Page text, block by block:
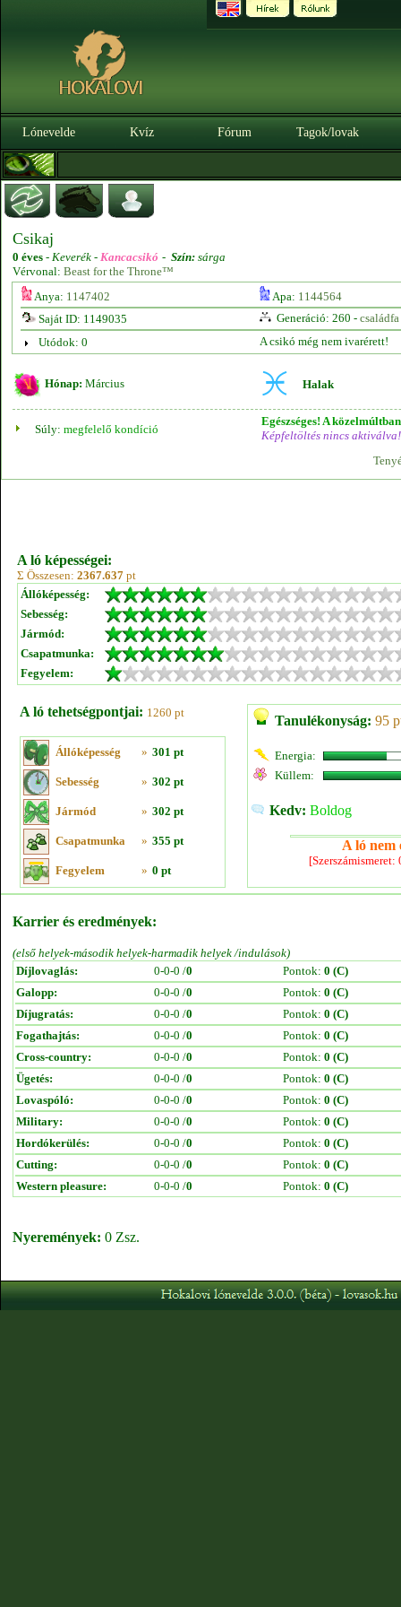
Lónevelde Kvíz Fórum Tagok/lovak
Csikaj
0 éves - Keverék - Kancacsikó - Szín: sárga
Vérvonal: Beast for the Throne™
Anya: 1147402 Apa: 1144564
Saját ID: 1149035
Generáció: 260 - családfa
Utódok: 0
A csikó még nem ivarérett!
Hónap: Március Halak
Súly: megfelelő kondíció
Egészséges! A
Képfeltöltés nincs aktiválva!
A ló képességei:
Σ Összesen: 2367.637 pt
Állóképesség:
Sebesség:
Jármód:
Csapatmunka:
Fegyelem:
A ló tehetségpontjai: 1260 pt
Állóképesség » 301 pt
Sebesség » 302 pt
Jármód » 302 pt
Csapatmunka » 355 pt
Fegyelem » 0 pt
Tanulékonyság: 95
Energia:
Küllem:
Kedv: Boldog
A ló nem
Karrier és eredmények:
(első helyek-második helyek-harmadik helyek /indulások)
Díjlovaglás:
0-0-0 /0 Pontok: 0 (C)
Galopp:
0-0-0 /0 Pontok: 0 (C)
Díjugratás:
0-0-0 /0 Pontok: 0 (C)
Fogathajtás:
0-0-0 /0 Pontok: 0 (C)
Cross-country:
0-0-0 /0 Pontok: 0 (C)
Ügetés:
0-0-0 /0 Pontok: 0 (C)
Lovaspóló:
0-0-0 /0 Pontok: 0 (C)
Military:
0-0-0 /0 Pontok: 0 (C)
Hordókerülés:
0-0-0 /0 Pontok: 0 (C)
Cutting:
0-0-0 /0 Pontok: 0 (C)
Western pleasure:
0-0-0 /0 Pontok: 0 (C)
Nyeremények: 0 Zsz.